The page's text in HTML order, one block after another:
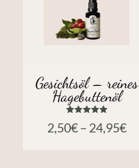
Gesichtsöl – reines
Hagebuttenöl
mit
2,50€– 24,95€